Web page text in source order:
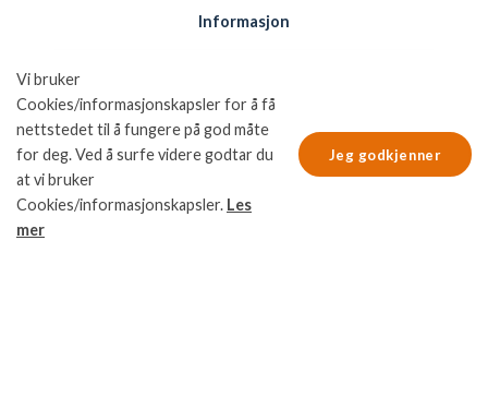
Informasjon
Referanser
Kontakt
Vi bruker
Cookies/informasjonskapsler for å få
nettstedet til å fungere på god måte
for deg. Ved å surfe videre godtar du
at vi bruker
Cookies/informasjonskapsler. Les
mer
Jeg godkjenner